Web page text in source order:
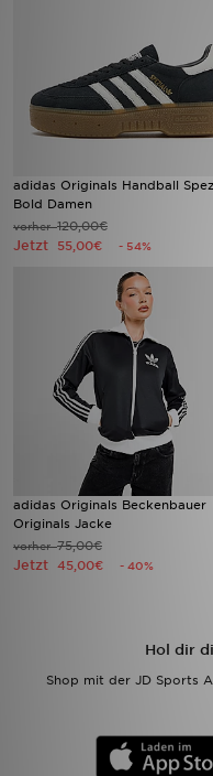
adidas Originals Handball
Bold Damen
vorher120,00€
Jetzt 55,00€ - 54%
adidas Originals Beckenbauer
Originals Jacke
vorher75,00€
Jetzt 45,00€ - 40%
Hol dir
Shop mit der JD Sports